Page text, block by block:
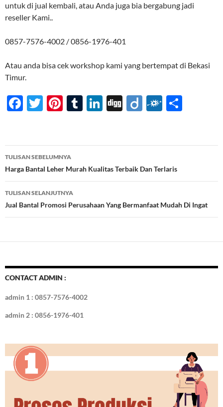
untuk di jual kembali, atau Anda juga bia bergabung jadi
reseller Kami..
0857-7576-4002 / 0856-1976-401
Atau anda bisa cek workshop kami yang bertempat di Bekasi
Timur.
F
b
o
o
k
T
er
Pi
es
t
T
bl
r
Li
e
dI
n
Di Di F
d e
Navigasi
Tulisan
TULISAN SEBELUMNYA
Harga Bantal Leher Murah Kualitas Terbaik Dan Terlaris
TULISAN SELANJUTNYA
Jual Bantal Promosi Perusahaan Yang Bermanfaat Mudah Di Ingat
CONTACT ADMIN :
admin 1 : 0857-7576-4002
admin 2 : 0856-1976-401